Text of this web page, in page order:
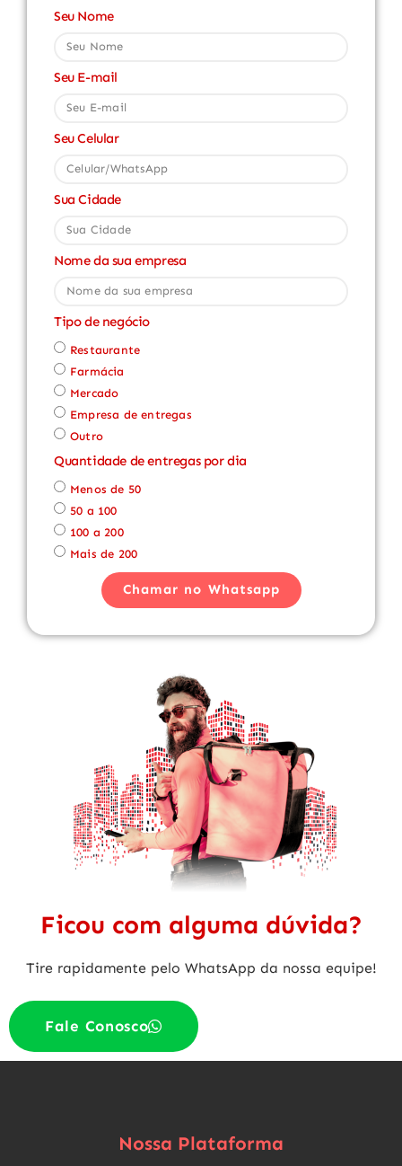
Seu Nome
Seu E-mail
Seu Celular
Sua Cidade
Nome da sua empresa
Tipo de negócio
Restaurante
Farmácia
Mercado
Empresa de entregas
Outro
Quantidade de entregas por dia
Menos de 50
50 a 100
100 a 200
Mais de 200
Chamar no Whatsapp
Ficou com alguma dúvida?
Tire rapidamente pelo WhatsApp da nossa equipe!
Fale Conosco
Nossa Plataforma